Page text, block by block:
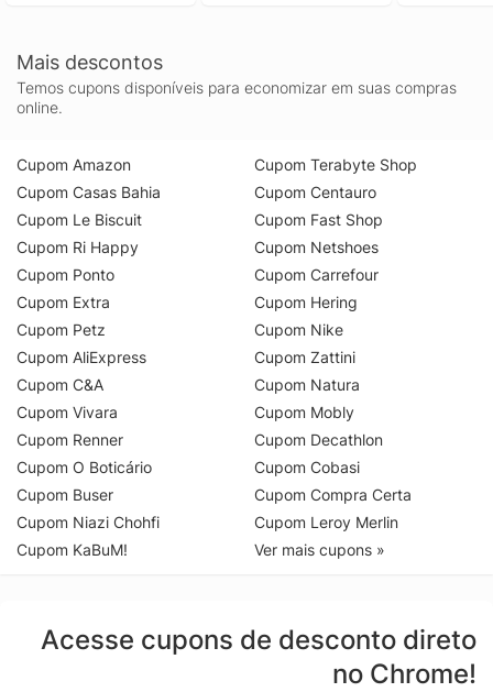
Mais descontos
Temos cupons disponíveis para economizar em suas compras
online.
Cupom Amazon
Cupom Casas Bahia
Cupom Le Biscuit
Cupom Ri Happy
Cupom Ponto
Cupom Extra
Cupom Petz
Cupom AliExpress
Cupom C&A
Cupom Vivara
Cupom Renner
Cupom O Boticário
Cupom Buser
Cupom Niazi Chohfi
Cupom KaBuM!
Cupom Terabyte Shop
Cupom Centauro
Cupom Fast Shop
Cupom Netshoes
Cupom Carrefour
Cupom Hering
Cupom Nike
Cupom Zattini
Cupom Natura
Cupom Mobly
Cupom Decathlon
Cupom Cobasi
Cupom Compra Certa
Cupom Leroy Merlin
Ver mais cupons »
Acesse cupons de desconto direto
no Chrome!